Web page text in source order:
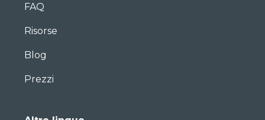
FAQ
Risorse
Blog
Prezzi